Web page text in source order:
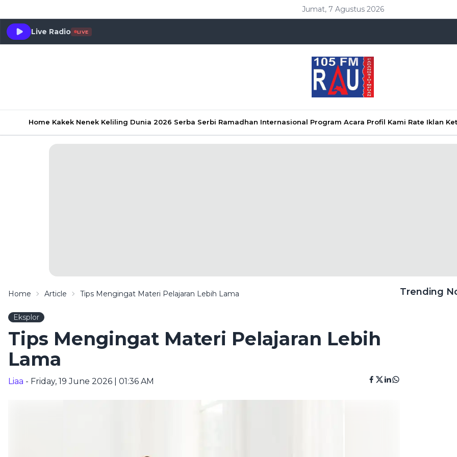
Jumat, 7 Agustus 2026
Live Radio LIVE
Home Kakek Nenek Keliling Dunia 2026 Serba Serbi Ramadhan Internasional Program Acara Profil Kami Rate Iklan
Home Article Tips Mengingat Materi Pelajaran Lebih Lama
Eksplor
Tips Mengingat Materi Pelajaran Lebih
Lama
Liaa - Friday, 19 June 2026 | 01:36 AM
Trending